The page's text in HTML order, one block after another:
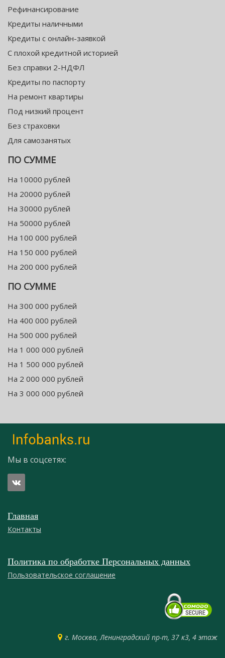
Рефинансирование
Кредиты наличными
Кредиты с онлайн-заявкой
С плохой кредитной историей
Без справки 2-НДФЛ
Кредиты по паспорту
На ремонт квартиры
Под низкий процент
Без страховки
Для самозанятых
ПО СУММЕ
На 10000 рублей
На 20000 рублей
На 30000 рублей
На 50000 рублей
На 100 000 рублей
На 150 000 рублей
На 200 000 рублей
ПО СУММЕ
На 300 000 рублей
На 400 000 рублей
На 500 000 рублей
На 1 000 000 рублей
На 1 500 000 рублей
На 2 000 000 рублей
На 3 000 000 рублей
Мы в соцсетях:
Главная
Контакты
Политика по обработке Персональных данных
Пользовательское соглашение
г. Москва, Ленинградский пр-т, 37 к3, 4 этаж